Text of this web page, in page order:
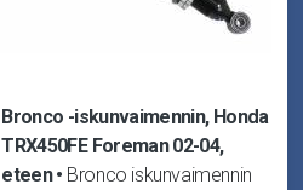
Bronco -iskunvaimennin, Honda
TRX450FE Foreman 02-04,
eteen
Bronco iskunvaimennin